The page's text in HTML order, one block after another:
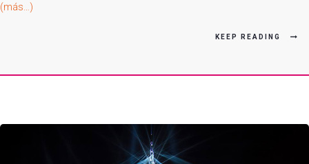
(más…)
KEEP READING